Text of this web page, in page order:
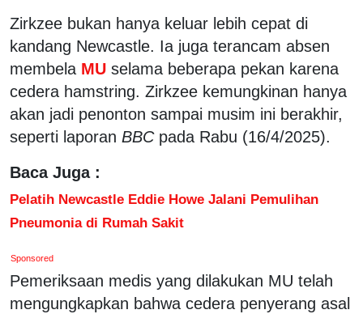
Zirkzee bukan hanya keluar lebih cepat di
kandang Newcastle. Ia juga terancam absen
membela MU selama beberapa pekan karena
cedera hamstring. Zirkzee kemungkinan hanya
akan jadi penonton sampai musim ini berakhir,
seperti laporan BBCpada Rabu (16/4/2025).
Baca Juga :
Pelatih Newcastle Eddie Howe Jalani Pemulihan
Pneumonia di Rumah Sakit
Sponsored
Pemeriksaan medis yang dilakukan MU telah
mengungkapkan bahwa cedera penyerang asal